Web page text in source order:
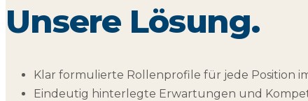
Unsere Lösung.
Klar formulierte Rollenprofile für jede Position
Eindeutig hinterlegte Erwartungen und